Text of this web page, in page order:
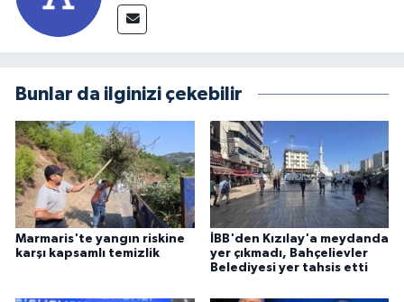
Bunlar da ilginizi çekebilir
Marmaris'te yangın riskine
karşı kapsamlı temizlik
İBB'den Kızılay'a meydanda
yer çıkmadı, Bahçelievler
Belediyesi yer tahsis etti